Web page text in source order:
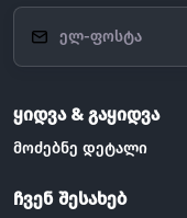
ყიდვა & გაყიდვა
მოძებნე დეტალი
ჩვენ შესახებ